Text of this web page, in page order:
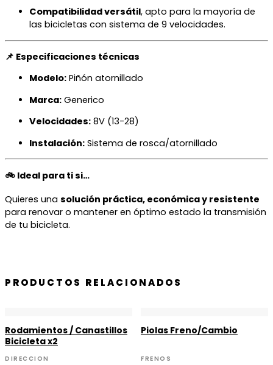
Compatibilidad versátil, apto para la mayoría de
las bicicletas con sistema de 9 velocidades.
📌 Especificaciones técnicas
Modelo: Piñón atornillado
Marca: Generico
Velocidades: 8V (13-28)
Instalación: Sistema de rosca/atornillado
🚲 Ideal para ti si…
Quieres una solución práctica, económica y resistente
para renovar o mantener en óptimo estado la transmisión
de tu bicicleta.
PRODUCTOS RELACIONADOS
Rodamientos / Canastillos
Bicicleta x2
DIRECCION
Piolas Freno/Cambio
FRENOS